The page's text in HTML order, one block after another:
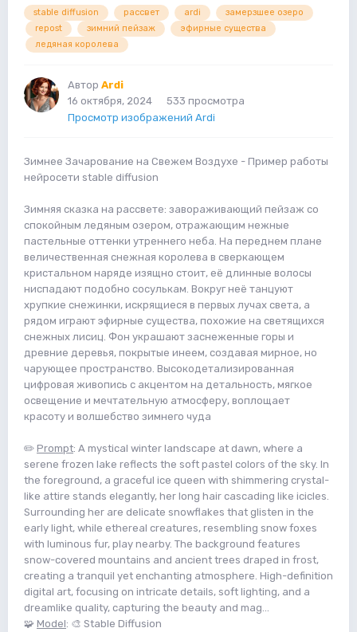
stable diffusion рассвет ardi
замерзшее озеро
repost
зимний пейзаж
эфирные существа
ледяная королева
Автор Ardi
16 октября, 2024
533 просмотра
Просмотр изображений Ardi
Зимнее Зачарование на Свежем Воздухе - Пример работы
нейросети stable diffusion
Зимняя сказка на рассвете: завораживающий пейзаж со
спокойным ледяным озером, отражающим нежные
пастельные оттенки утреннего неба. На переднем плане
величественная снежная королева в сверкающем
кристальном наряде изящно стоит, её длинные волосы
ниспадают подобно сосулькам. Вокруг неё танцуют
хрупкие снежинки, искрящиеся в первых лучах света, а
рядом играют эфирные существа, похожие на светящихся
снежных лисиц. Фон украшают заснеженные горы и
древние деревья, покрытые инеем, создавая мирное, но
чарующее пространство. Высокодетализированная
цифровая живопись с акцентом на детальность, мягкое
освещение и мечтательную атмосферу, воплощает
красоту и волшебство зимнего чуда
✏️ Prompt: A mystical winter landscape at dawn, where a
serene frozen lake reflects the soft pastel colors of the sky. In
the foreground, a graceful ice queen with shimmering crystal-
like attire stands elegantly, her long hair cascading like icicles.
Surrounding her are delicate snowflakes that glisten in the
early light, while ethereal creatures, resembling snow foxes
with luminous fur, play nearby. The background features
snow-covered mountains and ancient trees draped in frost,
creating a tranquil yet enchanting atmosphere. High-definition
digital art, focusing on intricate details, soft lighting, and a
dreamlike quality, capturing the beauty and mag...
🧩 Model: 🎨 Stable Diffusion